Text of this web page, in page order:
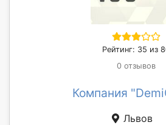
Рейтинг: 35 из
0 отзывов
Компания
Львов